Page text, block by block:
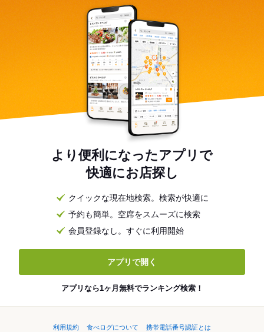
より便利になったアプリで
快適にお店探し
クイックな現在地検索。検索が快適に
予約も簡単。空席をスムーズに検索
会員登録なし。すぐに利用開始
アプリで開く
アプリなら1ヶ月無料でランキング検索！
利用規約 食べログについて 携帯電話番号認証とは